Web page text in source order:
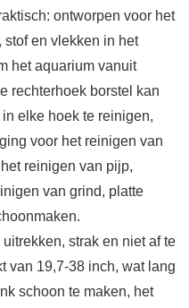
ontworpen voor het
en vlekken in het
het aquarium vanuit
rechterhoek borstel kan
elke hoek te reinigen,
voor het reinigen van
reinigen van pijp,
van grind, platte
strak en niet af te
van 19,7-38 inch, wat lang
schoon te maken, het